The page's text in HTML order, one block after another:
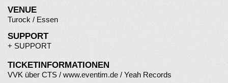
VENUE
Turock / Essen
SUPPORT
+ SUPPORT
TICKETINFORMATIONEN
VVK über CTS /www.eventim.de / Yeah Records